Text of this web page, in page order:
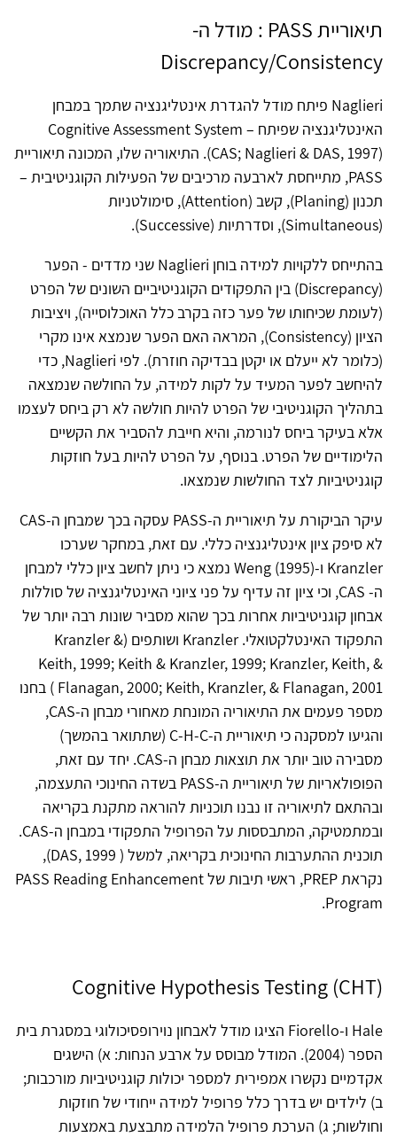
תיאוריית PASS : מודל ה-
Discrepancy/Consistency
Naglieri פיתח מודל להגדרת אינטליגנציה שתמך במבחן
האינטליגנציה שפיתח – Cognitive Assessment System
(CAS; Naglieri & DAS, 1997). התיאוריה שלו, המכונה תיאוריית
PASS, מתייחסת לארבעה מרכיבים של הפעילות הקוגניטיבית –
תכנון (Planing), קשב (Attention), סימולטניות
(Simultaneous), וסדרתיות (Successive).
בהתייחס ללקויות למידה בוחן Naglieri שני מדדים - הפער
(Discrepancy) בין התפקודים הקוגניטיביים השונים של הפרט
(לעומת שכיחותו של פער כזה בקרב כלל האוכלוסייה), ויציבות
הציון (Consistency), המראה האם הפער שנמצא אינו מקרי
(כלומר לא ייעלם או יקטן בבדיקה חוזרת). לפי Naglieri, כדי
להיחשב לפער המעיד על לקות למידה, על החולשה שנמצאה
בתהליך הקוגניטיבי של הפרט להיות חולשה לא רק ביחס לעצמו
אלא בעיקר ביחס לנורמה, והיא חייבת להסביר את הקשיים
הלימודיים של הפרט. בנוסף, על הפרט להיות בעל חוזקות
קוגניטיביות לצד החולשות שנמצאו.
עיקר הביקורת על תיאוריית ה-PASS עסקה בכך שמבחן ה-CAS
לא סיפק ציון אינטליגנציה כללי. עם זאת, במחקר שערכו
Kranzler ו-Weng (1995) נמצא כי ניתן לחשב ציון כללי למבחן
ה- CAS, וכי ציון זה עדיף על פני ציוני האינטליגנציה של סוללות
אבחון קוגניטיביות אחרות בכך שהוא מסביר שונות רבה יותר של
התפקוד האינטלקטואלי. Kranzler ושותפים (Kranzler &
Keith, 1999; Keith & Kranzler, 1999; Kranzler, Keith, &
Flanagan, 2000; Keith, Kranzler, & Flanagan, 2001 ) בחנו
מספר פעמים את התיאוריה המונחת מאחורי מבחן ה-CAS,
והגיעו למסקנה כי תיאוריית ה-C-H-C (שתתואר בהמשך)
מסבירה טוב יותר את תוצאות מבחן ה-CAS. יחד עם זאת,
הפופולאריות של תיאוריית ה-PASS בשדה החינוכי התעצמה,
ובהתאם לתיאוריה זו נבנו תוכניות להוראה מתקנת בקריאה
ובמתמטיקה, המתבססות על הפרופיל התפקודי במבחן ה-CAS.
תוכנית ההתערבות החינוכית בקריאה, למשל ( DAS, 1999),
נקראת PREP, ראשי תיבות של PASS Reading Enhancement
Program.
Cognitive Hypothesis Testing (CHT)
Hale ו-Fiorello הציגו מודל לאבחון נוירופסיכולוגי במסגרת בית
הספר (2004). המודל מבוסס על ארבע הנחות: א) הישגים
אקדמיים נקשרו אמפירית למספר יכולות קוגניטיביות מורכבות;
ב) לילדים יש בדרך כלל פרופיל למידה ייחודי של חוזקות
וחולשות; ג) הערכת פרופיל הלמידה מתבצעת באמצעות